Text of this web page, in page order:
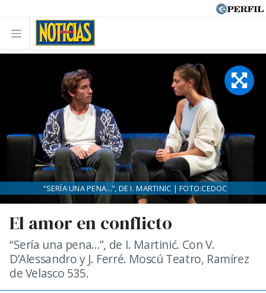
El amor en conflicto
“Sería una pena…”, de I. Martinić. Con V.
D’Alessandro y J. Ferré. Moscú Teatro, Ramírez
de Velasco 535.
“SERÍA UNA PENA...”, DE I. MARTINIC | FOTO:CEDOC